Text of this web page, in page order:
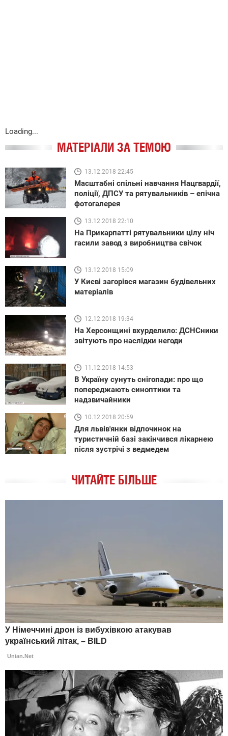
Loading...
МАТЕРІАЛИ ЗА ТЕМОЮ
13.12.2018 22:45
Масштабні спільні навчання Нацгвардії,
поліції, ДПСУ та рятувальників – епічна
фотогалерея
13.12.2018 22:10
На Прикарпатті рятувальники цілу ніч
гасили завод з виробництва свічок
13.12.2018 15:09
У Києві загорівся магазин будівельних
матеріалів
12.12.2018 19:34
На Херсонщині вхурделило: ДСНСники
звітують про наслідки негоди
11.12.2018 14:53
В Україну сунуть снігопади: про що
попереджають синоптики та
надзвичайники
10.12.2018 20:59
Для львів'янки відпочинок на
туристичній базі закінчився лікарнею
після зустрічі з ведмедем
ЧИТАЙТЕ БІЛЬШЕ